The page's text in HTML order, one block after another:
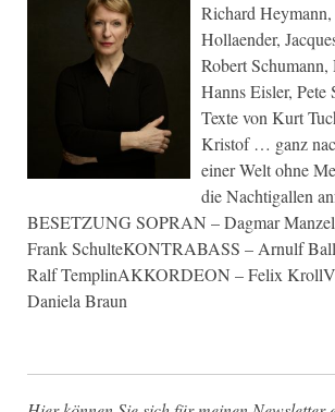
Richard
Hollaender,
Robert
Hanns Eisler, Pete
Texte von Kurt
Kristof … ganz
einer Welt ohne
die Nachtigallen
BESETZUNG SOPRAN – Dagmar
Frank SchulteKONTRABASS – Arnulf
Ralf TemplinAKKORDEON – Felix
Daniela Braun